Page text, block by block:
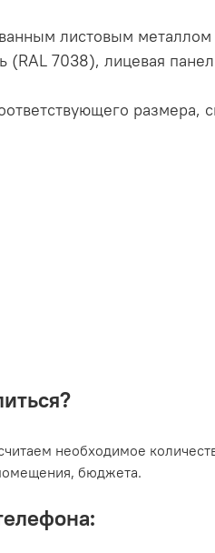
листовым
(RAL 7038), лицевая
размера,
необходимое
бюджета.